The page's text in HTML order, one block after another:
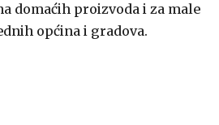
domaćih proizvoda i za male
općina i gradova.